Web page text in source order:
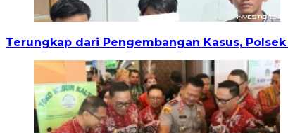
Terungkap dari Pengembangan Kasus,